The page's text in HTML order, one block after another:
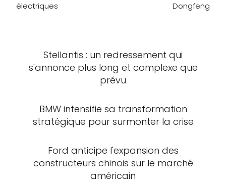
électriques
Dongfeng
Stellantis : un redressement qui
s'annonce plus long et complexe que
prévu
BMW intensifie sa transformation
stratégique pour surmonter la crise
Ford anticipe l'expansion des
constructeurs chinois sur le marché
américain